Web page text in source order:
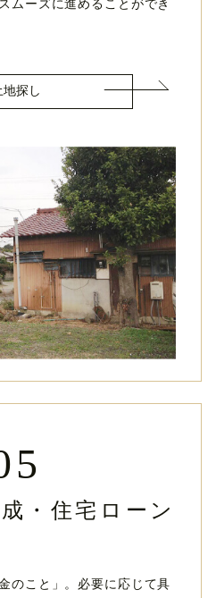
ムーズに進めることができ
地探し
・住宅ローン
のこと」。必要に応じて具